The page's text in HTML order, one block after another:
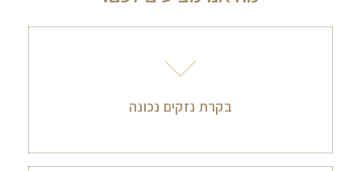
בקרת נזקים נכונה